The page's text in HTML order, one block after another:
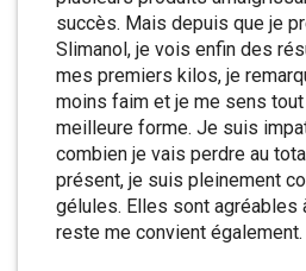
succès. Mais depuis que je
Slimanol, je vois enfin des
mes premiers kilos, je
moins faim et je me sens
meilleure forme. Je suis
combien je vais perdre au
présent, je suis pleinement
gélules. Elles sont agréables
reste me convient également.